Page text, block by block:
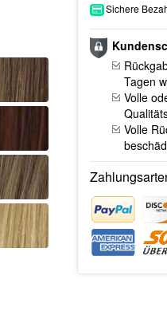
Sichere
Tagen
Volle
Volle